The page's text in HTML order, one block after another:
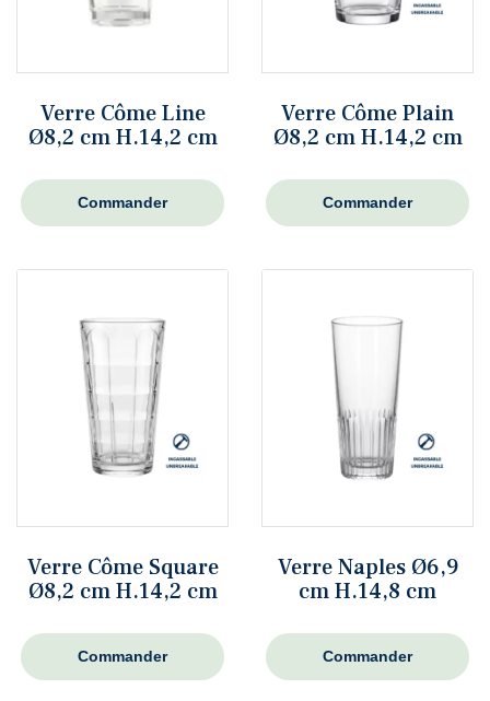
Verre Côme Line
Ø8,2 cm H.14,2 cm
Commander
Verre Côme Plain
Ø8,2 cm H.14,2 cm
Commander
Verre Côme Square
Ø8,2 cm H.14,2 cm
Commander
Verre Naples Ø6,9
cm H.14,8 cm
Commander